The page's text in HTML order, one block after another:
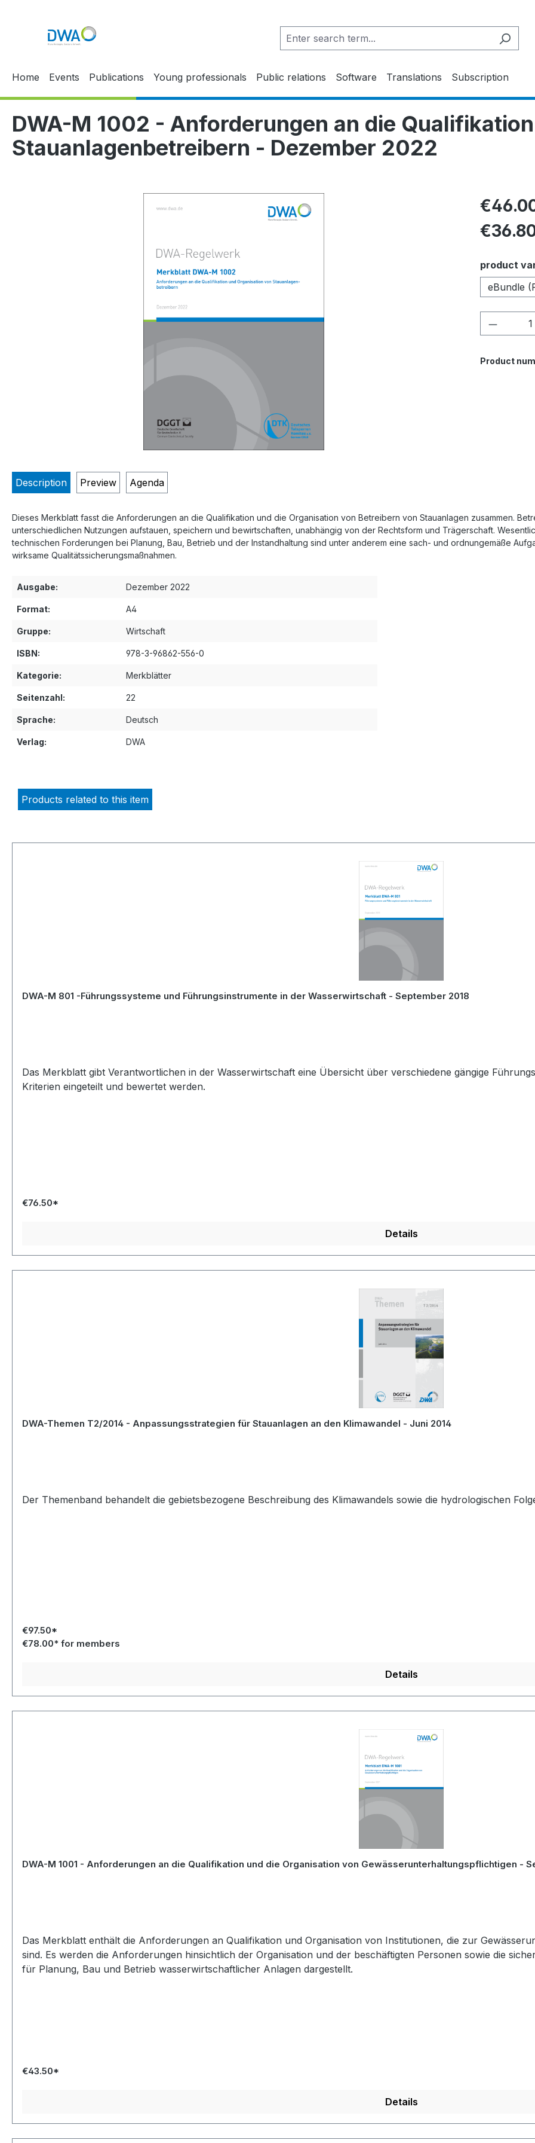
Home Events Publications Young professionals Public relations Software Translations Subscription
DWA-M 1002 - Anforderungen an die
Stauanlagenbetreibern - Dezember 2022
Select
product
eBundle
Product
Description Preview Agenda
Dieses Merkblatt fasst die Anforderungen an die Qualifikation und die Organisation von Betreibern von Stauanlagen zusammen.
unterschiedlichen Nutzungen aufstauen, speichern und bewirtschaften, unabhängig von der Rechtsform und Trägerschaft.
technischen Forderungen bei Planung, Bau, Betrieb und der Instandhaltung sind unter anderem eine sach- und ordnungemäße
wirksame Qualitätssicherungsmaßnahmen.
Ausgabe: Dezember 2022
Format: A4
Gruppe: Wirtschaft
ISBN: 978-3-96862-556-0
Kategorie: Merkblätter
Seitenzahl: 22
Sprache: Deutsch
Verlag: DWA
Products related to this item
DWA-M 801 -Führungssysteme und Führungsinstrumente in der Wasserwirtschaft - September 2018
Das Merkblatt gibt Verantwortlichen in der Wasserwirtschaft eine Übersicht über verschiedene gängige
Kriterien eingeteilt und bewertet werden.
€76.50*
Details
DWA-Themen T2/2014 - Anpassungsstrategien für Stauanlagen an den Klimawandel - Juni 2014
Der Themenband behandelt die gebietsbezogene Beschreibung des Klimawandels sowie die hydrologischen
€97.50*
€78.00* for members
Details
DWA-M 1001 - Anforderungen an die Qualifikation und die Organisation von Gewässerunterhaltungspflichtigen -
Das Merkblatt enthält die Anforderungen an Qualifikation und Organisation von Institutionen, die zur
sind. Es werden die Anforderungen hinsichtlich der Organisation und der beschäftigten Personen sowie die
für Planung, Bau und Betrieb wasserwirtschaftlicher Anlagen dargestellt.
€43.50*
Details